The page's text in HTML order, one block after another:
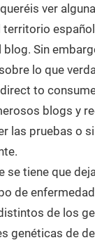
ver
territorio
Sin
lo que
to
blogs y
las pruebas o
se tiene que
de
de los
genéticas de